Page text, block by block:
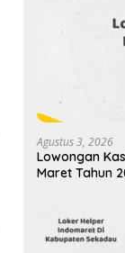
Agustus 3, 2026
Lowongan
Maret Tahun